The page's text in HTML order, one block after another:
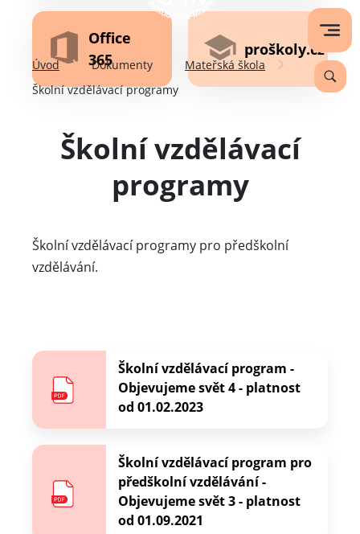
Office
365
proškoly.cz
Úvod Dokumenty
Mateřská škola
Školní vzdělávací programy
Školní vzdělávací
programy
Školní vzdělávací programy pro předškolní
vzdělávání.
Školní vzdělávací program -
Objevujeme svět 4 - platnost
od 01.02.2023
Školní vzdělávací program pro
předškolní vzdělávání -
Objevujeme svět 3 - platnost
od 01.09.2021